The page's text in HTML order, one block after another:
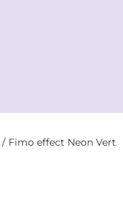
/ Fimo effect Neon Vert